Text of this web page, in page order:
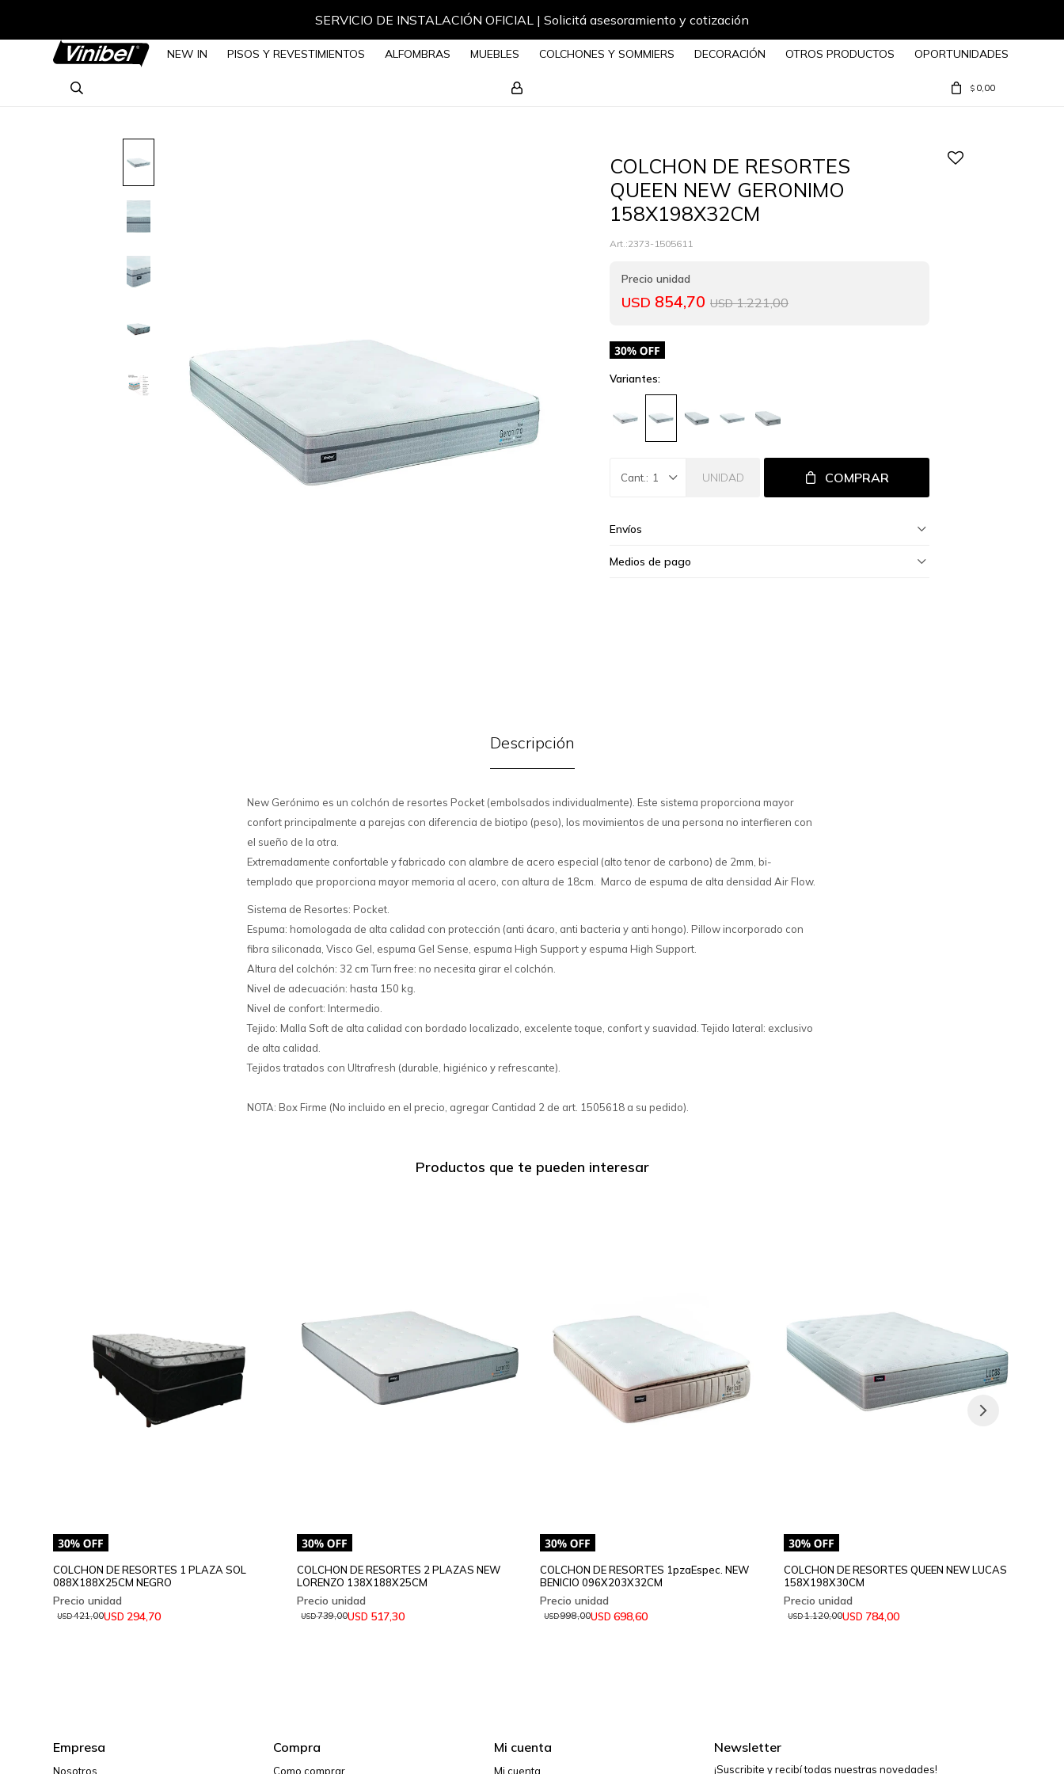
SERVICIO DE INSTALACIÓN OFICIAL | Solicitá asesoramiento y cotización
NEW IN PISOS Y REVESTIMIENTOS ALFOMBRAS MUEBLES COLCHONES Y SOMMIERS DECORACIÓN OTROS PRODUCTOS OPORTUNIDADES
$ 0,00
COLCHON DE RESORTES
QUEEN NEW GERONIMO
158X198X32CM
2373-1505611
USD 854,70 USD 1.221,00
Variantes:
1 UNIDAD COMPRAR
Envíos
Medios de pago
Descripción
New Gerónimo es un colchón de resortes Pocket (embolsados individualmente). Este sistema proporciona mayor
confort principalmente a parejas con diferencia de biotipo (peso), los movimientos de una persona no interfieren con
el sueño de la otra.
Extremadamente confortable y fabricado con alambre de acero especial (alto tenor de carbono) de 2mm, bi-
templado que proporciona mayor memoria al acero, con altura de 18cm. Marco de espuma de alta densidad Air Flow.
Sistema de Resortes: Pocket.
Espuma: homologada de alta calidad con protección (anti ácaro, anti bacteria y anti hongo). Pillow incorporado con
fibra siliconada, Visco Gel, espuma Gel Sense, espuma High Support y espuma High Support.
Altura del colchón: 32 cm Turn free: no necesita girar el colchón.
Nivel de adecuación: hasta 150 kg.
Nivel de confort: Intermedio.
Tejido: Malla Soft de alta calidad con bordado localizado, excelente toque, confort y suavidad. Tejido lateral: exclusivo
de alta calidad.
Tejidos tratados con Ultrafresh (durable, higiénico y refrescante).
NOTA: Box Firme (No incluido en el precio, agregar Cantidad 2 de art. 1505618 a su pedido).
Productos que te pueden interesar
COLCHON DE RESORTES 1 PLAZA SOL
088X188X25CM NEGRO
USD 294,70
USD421,00
COLCHON DE RESORTES 2 PLAZAS NEW
LORENZO 138X188X25CM
USD 517,30
USD739,00
COLCHON DE RESORTES 1pzaEspec. NEW
BENICIO 096X203X32CM
USD 698,60
USD998,00
COLCHON DE RESORTES QUEEN NEW LUCAS
158X198X30CM
USD 784,00
USD1.120,00
Empresa
Nosotros
Compra
Como comprar
Mi cuenta
Mi cuenta
Newsletter
¡Suscribite y recibí todas nuestras novedades!